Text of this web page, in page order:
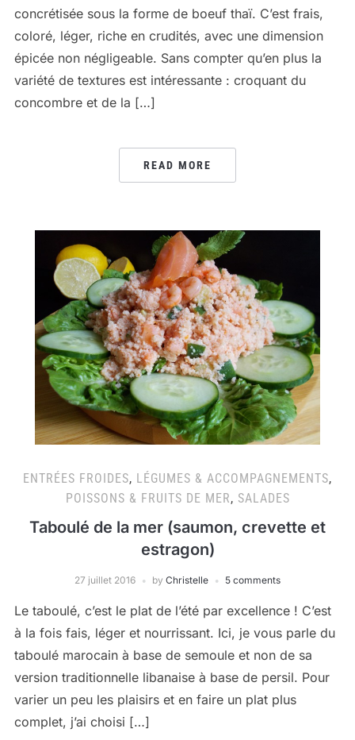
concrétisée sous la forme de boeuf thaï. C’est frais,
coloré, léger, riche en crudités, avec une dimension
épicée non négligeable. Sans compter qu’en plus la
variété de textures est intéressante : croquant du
concombre et de la […]
READ MORE
ENTRÉES FROIDES, LÉGUMES & ACCOMPAGNEMENTS,
POISSONS & FRUITS DE MER, SALADES
Taboulé de la mer (saumon, crevette et
estragon)
27 juillet 2016 by Christelle 5 comments
Le taboulé, c’est le plat de l’été par excellence ! C’est
à la fois fais, léger et nourrissant. Ici, je vous parle du
taboulé marocain à base de semoule et non de sa
version traditionnelle libanaise à base de persil. Pour
varier un peu les plaisirs et en faire un plat plus
complet, j’ai choisi […]